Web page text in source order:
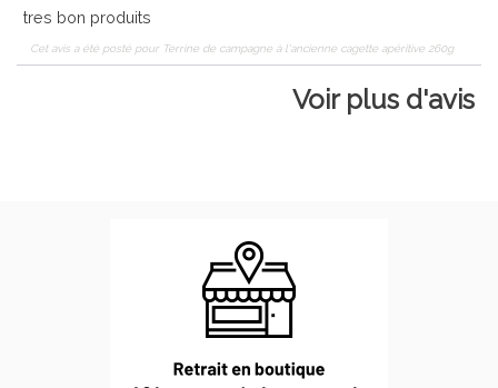
tres bon produits
Cet avis a été posté pour Terrine de campagne à l'ancienne cagette apéritive 260g
Voir plus d'avis